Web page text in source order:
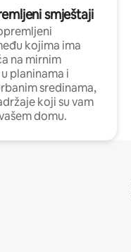
smještaji
kojima ima
na mirnim
planinama i
sredinama,
koji su vam
domu.